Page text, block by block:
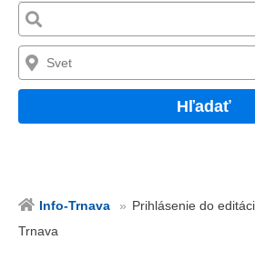
Hľadať
Info-Trnava
Prihlásenie do
Trnava